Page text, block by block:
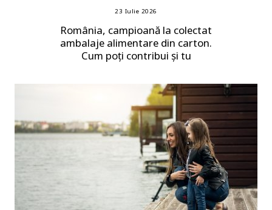
23 Iulie 2026
România, campioană la colectat
ambalaje alimentare din carton.
Cum poți contribui și tu